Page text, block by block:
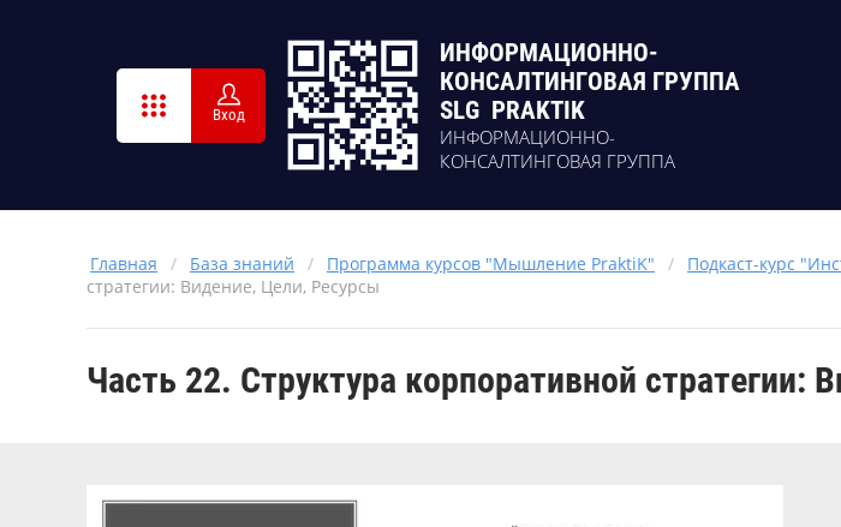
Вход
ИНФОРМАЦИОННО-
КОНСАЛТИНГОВАЯ ГРУППА
ИНФОРМАЦИОННО-
КОНСАЛТИНГОВАЯ ГРУППА
SLG PRAKTIK
Главная / База знаний / Программа курсов "Мышление PraktiK" / Подкаст-курс
стратегии: Видение, Цели, Ресурсы
Часть 22. Структура корпоративной стратегии: